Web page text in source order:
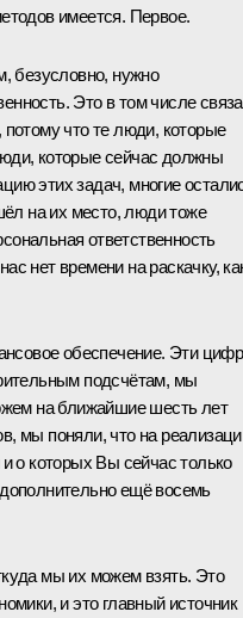
имеется. Первое.
безусловно, нужно
Это в том числе
что те люди, которые
которые сейчас должны
этих задач, многие
на их место, люди тоже
ответственность
нет времени на раскачку,
обеспечение. Эти
подсчётам, мы
на ближайшие шесть лет
мы поняли, что на
о которых Вы сейчас только
ещё восемь
мы их можем взять. Это
и это главный источник